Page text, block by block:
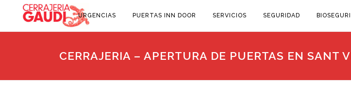
URGENCIAS PUERTAS INN DOOR SERVICIOS SEGURIDAD
CERRAJERIA – APERTURA DE PUERTAS EN SANT